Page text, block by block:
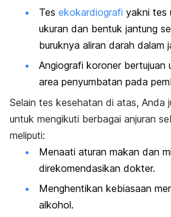
Tes ekokardiografi yakni tes
ukuran dan bentuk jantung
buruknya aliran darah dalam
Angiografi koroner bertujuan
area penyumbatan pada
Selain tes kesehatan di atas, Anda
untuk mengikuti berbagai anjuran
meliputi:
Menaati aturan makan dan
direkomendasikan dokter.
Menghentikan kebiasaan
alkohol.